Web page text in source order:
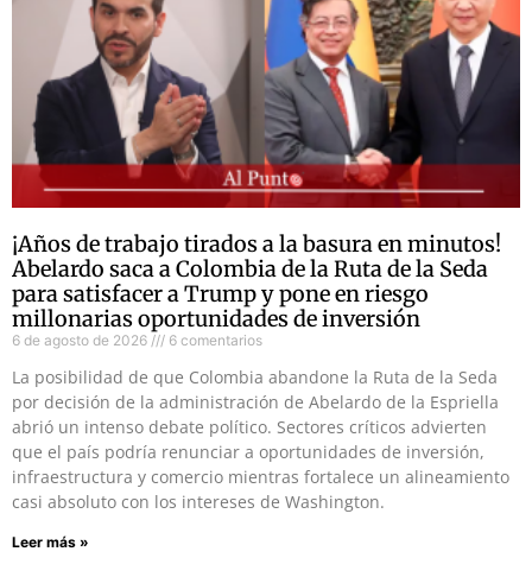
¡Años de trabajo tirados a la basura en minutos!
Abelardo saca a Colombia de la Ruta de la Seda
para satisfacer a Trump y pone en riesgo
millonarias oportunidades de inversión
6 de agosto de 2026 6 comentarios
La posibilidad de que Colombia abandone la Ruta de la Seda
por decisión de la administración de Abelardo de la Espriella
abrió un intenso debate político. Sectores críticos advierten
que el país podría renunciar a oportunidades de inversión,
infraestructura y comercio mientras fortalece un alineamiento
casi absoluto con los intereses de Washington.
Leer más »